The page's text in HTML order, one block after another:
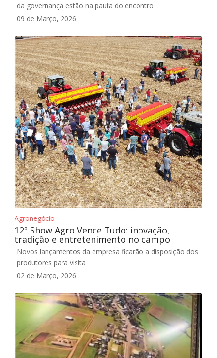
da governança estão na pauta do encontro
09 de Março, 2026
Agronegócio
12º Show Agro Vence Tudo: inovação,
tradição e entretenimento no campo
Novos lançamentos da empresa ficarão a disposição dos
produtores para visita
02 de Março, 2026